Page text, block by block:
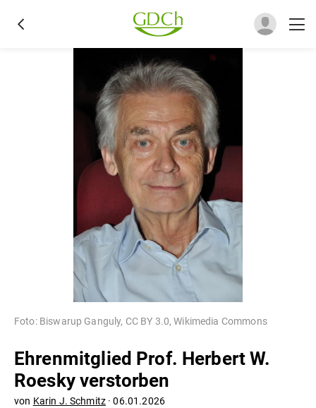
Foto: Biswarup Ganguly, CC BY 3.0, Wikimedia Commons
Ehrenmitglied Prof. Herbert W.
Roesky verstorben
von Karin J. Schmitz ·06.01.2026